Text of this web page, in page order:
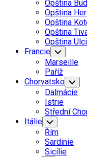
Opština
Opština
Opština
Opština
Opština
Francie Toggle
Child
Menu
Marseille
Paříž
Chorvatsko Toggle
Child
Menu
Dalmácie
Istrie
Střední
Itálie Toggle
Child
Menu
Řím
Sardinie
Sicílie